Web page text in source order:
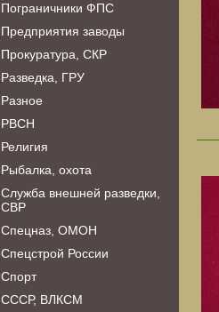
Пограничники ФПС
Предприятия заводы
Прокуратура, СКР
Разведка, ГРУ
Разное
РВСН
Религия
Рыбалка, охота
Служба внешней разведки,
СВР
Спецназ, ОМОН
Спецстрой России
Спорт
СССР, ВЛКСМ